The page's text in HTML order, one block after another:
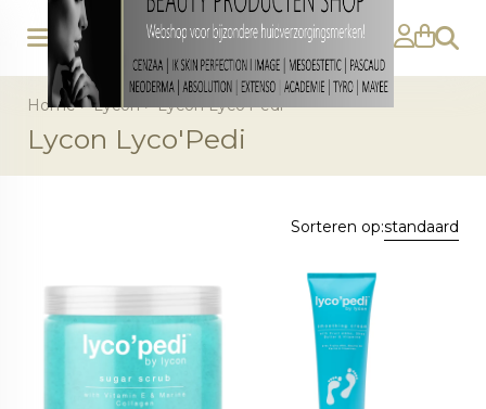
Home>Lycon>Lycon Lyco'Pedi
Lycon Lyco'Pedi
Sorteren op:standaard